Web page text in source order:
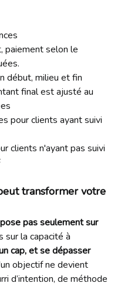
paiement selon le
début, milieu et fin
final est ajusté au
pour clients ayant suivi
clients n'ayant pas suivi
transformer votre
pas seulement sur
sur la capacité à
cap, et se dépasser
objectif ne devient
d’intention, de méthode